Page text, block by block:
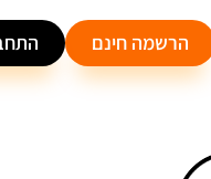
הרשמה חינם